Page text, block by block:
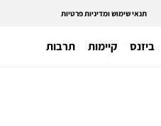
תנאי שימוש ומדיניות פרטיות
ביזנס קיימות תרבות